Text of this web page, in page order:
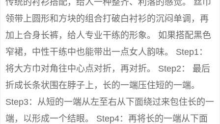
传统的衬衫搭配，给人一种整齐、利落的感觉。 丝巾
领带上圆形和方块的组合打破白衬衫的沉闷单调，再
加上合身长裤，给人专业干练的形象。 如果搭配黑色
窄裙，中性干练中也能带出一点女人韵味。 Step1：
将大方巾对角往中心点对折，再对折。 Step2： 最后
折成长条状围在脖子上，长的一端压住短的一端。
Step3：从短的一端从左至右从下面绕过来包住长的一
端，以形成一个结眼。 Step4：再将长的一端从下面